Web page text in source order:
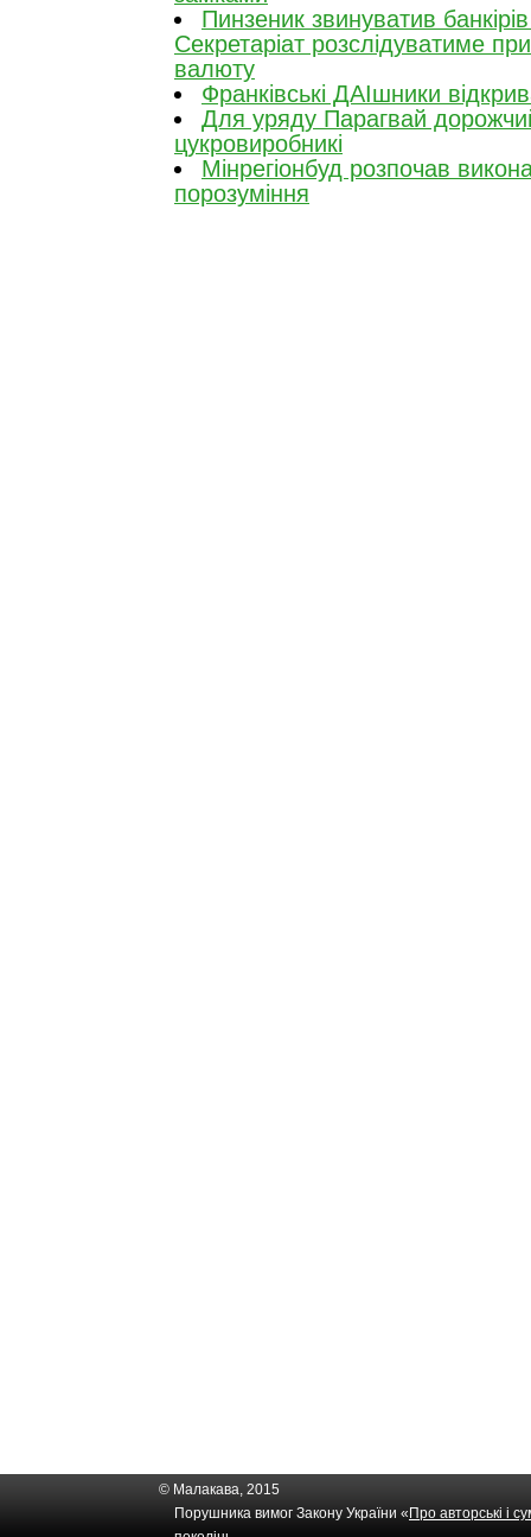
Пинзеник звинуватив
Секретаріат розслідуватиме
валюту
Франківські ДАІшники
Для уряду Парагвай дорожчий
цукровиробникі
Мінрегіонбуд розпочав
порозуміння
© Малакава, 2015
Порушника вимог Закону України « Про авторські і